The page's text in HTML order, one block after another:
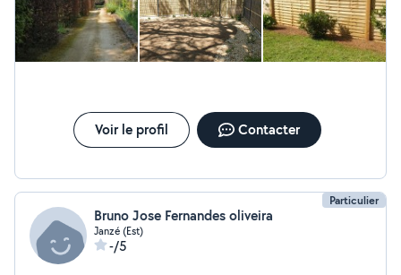
Voir le profil Contacter
Particulier
Bruno Jose Fernandes oliveira
Janzé (Est)
-/5